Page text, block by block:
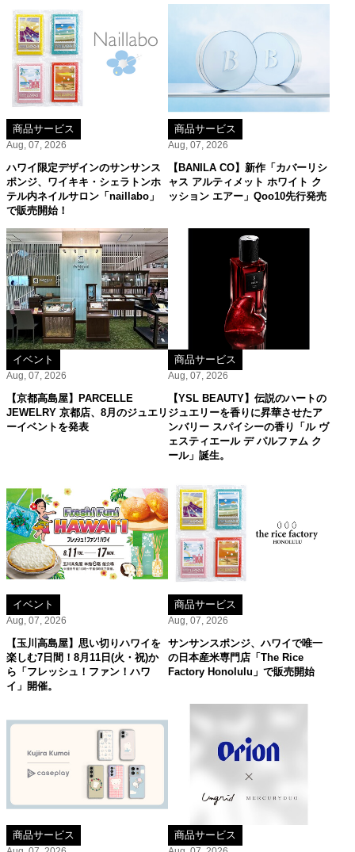
商品サービス
Aug, 07, 2026
ハワイ限定デザインのサンサンス
ポンジ、ワイキキ・シェラトンホ
テル内ネイルサロン「naillabo」
で販売開始！
商品サービス
Aug, 07, 2026
【BANILA CO】新作「カバーリシ
ャス アルティメット ホワイト ク
ッション エアー」Qoo10先行発売
イベント
Aug, 07, 2026
【京都高島屋】PARCELLE
JEWELRY 京都店、8月のジュエリ
ーイベントを発表
商品サービス
Aug, 07, 2026
【YSL BEAUTY】伝説のハートの
ジュエリーを香りに昇華させたア
ンバリー スパイシーの香り「ル ヴ
ェスティエール デ パルファム ク
ール」誕生。
イベント
Aug, 07, 2026
【玉川高島屋】思い切りハワイを
楽しむ7日間！8月11日(火・祝)か
ら「フレッシュ！ファン！ハワ
イ」開催。
商品サービス
Aug, 07, 2026
サンサンスポンジ、ハワイで唯一
の日本産米専門店「The Rice
Factory Honolulu」で販売開始
商品サービス 商品サービス